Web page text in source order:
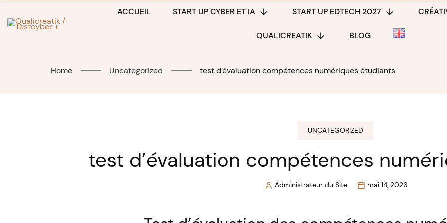
content
ACCUEIL START UP CYBER ET IA START UP EDTECH 2027
QUALICREATIK BLOG
Home Uncategorized test d’évaluation compétences numériques étudiants
UNCATEGORIZED
test d’évaluation compétences
PostedAdministrateur du Site mai 14, 2026